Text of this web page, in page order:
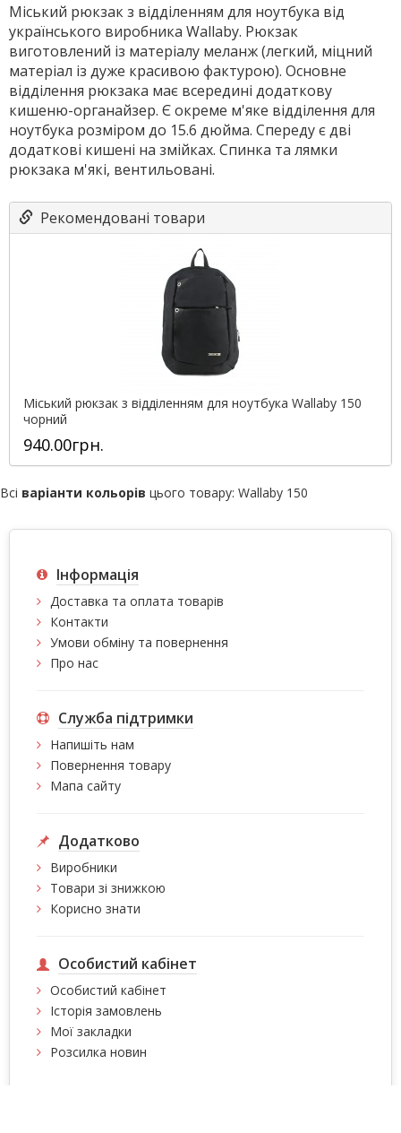
Міський рюкзак з відділенням для ноутбука від
українського виробника Wallaby. Рюкзак
виготовлений із матеріалу меланж (легкий, міцний
матеріал із дуже красивою фактурою). Основне
відділення рюкзака має всередині додаткову
кишеню-органайзер. Є окреме м'яке відділення для
ноутбука розміром до 15.6 дюйма. Спереду є дві
додаткові кишені на змійках. Спинка та лямки
рюкзака м'які, вентильовані.
Рекомендовані товари
Міський рюкзак з відділенням для ноутбука Wallaby 150
чорний
940.00грн.
Всі варіанти кольорів цього товару: Wallaby 150
Інформація
Доставка та оплата товарів
Контакти
Умови обміну та повернення
Про нас
Служба підтримки
Напишіть нам
Повернення товару
Мапа сайту
Додатково
Виробники
Товари зі знижкою
Корисно знати
Особистий кабінет
Особистий кабінет
Історія замовлень
Мої закладки
Розсилка новин